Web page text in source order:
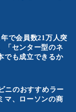
で会員数21万人突
「センター型のネ
でも成立できるか
ニのおすすめラー
マ、ローソンの商